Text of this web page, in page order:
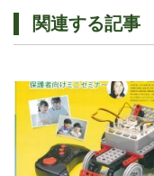
関連する記事